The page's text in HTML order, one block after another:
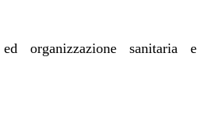
ed organizzazione sanitaria e